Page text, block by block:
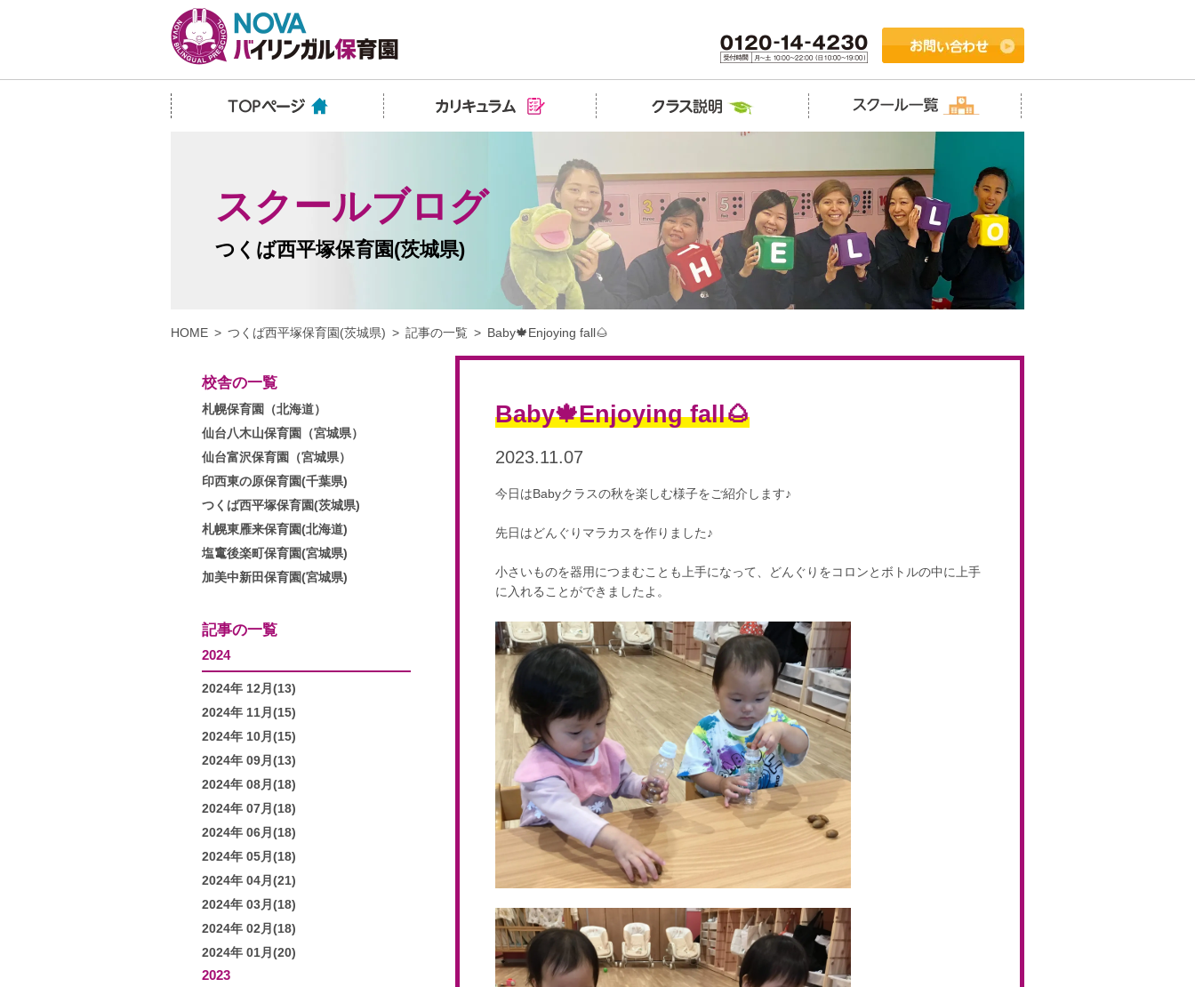
スクールブログ
つくば西平塚保育園(茨城県)
HOME つくば西平塚保育園(茨城県) 記事の一覧 Baby🍁Enjoying fall🌰
校舎の一覧
札幌保育園（北海道）
仙台八木山保育園（宮城県）
仙台富沢保育園（宮城県）
印西東の原保育園(千葉県)
つくば西平塚保育園(茨城県)
札幌東雁来保育園(北海道)
塩竃後楽町保育園(宮城県)
加美中新田保育園(宮城県)
記事の一覧
2024
2024年 12月(13)
2024年 11月(15)
2024年 10月(15)
2024年 09月(13)
2024年 08月(18)
2024年 07月(18)
2024年 06月(18)
2024年 05月(18)
2024年 04月(21)
2024年 03月(18)
2024年 02月(18)
2024年 01月(20)
2023
Baby🍁Enjoying fall🌰
2023.11.07
今日はBabyクラスの秋を楽しむ様子をご紹介します♪
先日はどんぐりマラカスを作りました♪
小さいものを器用につまむことも上手になって、どんぐりをコロンとボトルの中に上手
に入れることができましたよ。